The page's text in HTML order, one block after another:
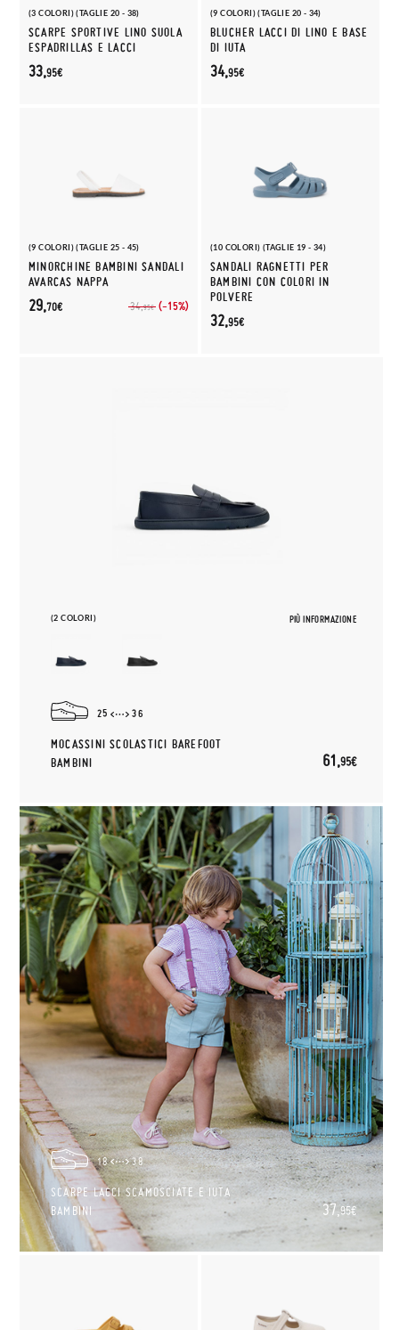
(3 COLORI) (TAGLIE 20 - 38)
SCARPE SPORTIVE LINO SUOLA
ESPADRILLAS E LACCI
33,95€
(9 COLORI) (TAGLIE 20 - 34)
BLUCHER LACCI DI LINO E BASE
DI IUTA
34,95€
(9 COLORI) (TAGLIE 25 - 45)
MINORCHINE BAMBINI SANDALI
AVARCAS NAPPA
34,95€ (-15%)
29,70€
(10 COLORI) (TAGLIE 19 - 34)
SANDALI RAGNETTI PER
BAMBINI CON COLORI IN
POLVERE
32,95€
(2 COLORI) PIÙ INFORMAZIONE
25 36
MOCASSINI SCOLASTICI BAREFOOT
BAMBINI
61,95€
18 38
SCARPE LACCI SCAMOSCIATE E IUTA
BAMBINI
37,95€